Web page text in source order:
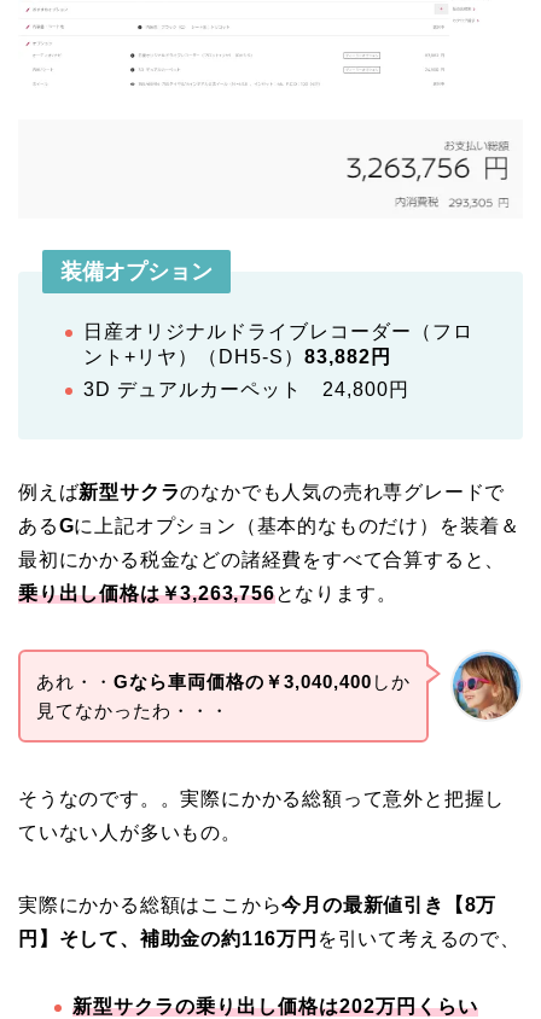
装備オプション
日産オリジナルドライブレコーダー（フロ
ント+リヤ）（DH5-S） 83,882円
3D デュアルカーペット 24,800円
例えば新型サクラのなかでも人気の売れ専グレードで
あるGに上記オプション（基本的なものだけ）を装着＆
最初にかかる税金などの諸経費をすべて合算すると、
乗り出し価格は￥3,263,756となります。
あれ・・ Gなら車両価格の￥3,040,400 しか
見てなかったわ・・・
そうなのです。。実際にかかる総額って意外と把握し
ていない人が多いもの。
実際にかかる総額はここから今月の最新値引き【8万
円】そして、補助金の約116万円 を引いて考えるので、
新型サクラの乗り出し価格は202万円くらい